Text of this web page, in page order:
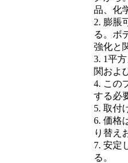
品、化
2. 膨脹
る。ボ
強化と
3. 1平
関およ
4. この
する必
5. 取付
6. 価格
り替え
7. 安定
る。